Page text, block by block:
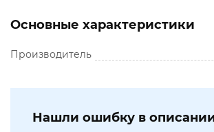
Основные характеристики
Производитель
Нашли ошибку в